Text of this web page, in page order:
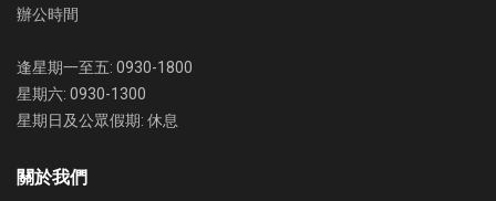
辦公時間
逢星期一至五: 0930-1800
星期六: 0930-1300
星期日及公眾假期: 休息
關於我們